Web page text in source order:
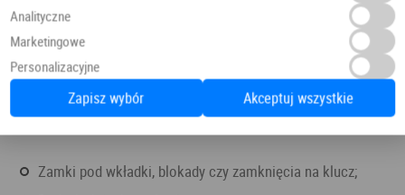
Zamki pod wkładki, blokady czy zamknięcia na klucz;
Analityczne
Marketingowe
Personalizacyjne
Zapisz wybór Akceptuj wszystkie